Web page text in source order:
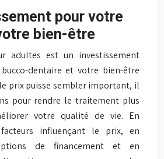
pour votre
bien-être
adultes est un investissement
dentaire et votre bien-être
prix puisse sembler important, il
pour rendre le traitement plus
votre qualité de vie. En
influençant le prix, en
de financement et en